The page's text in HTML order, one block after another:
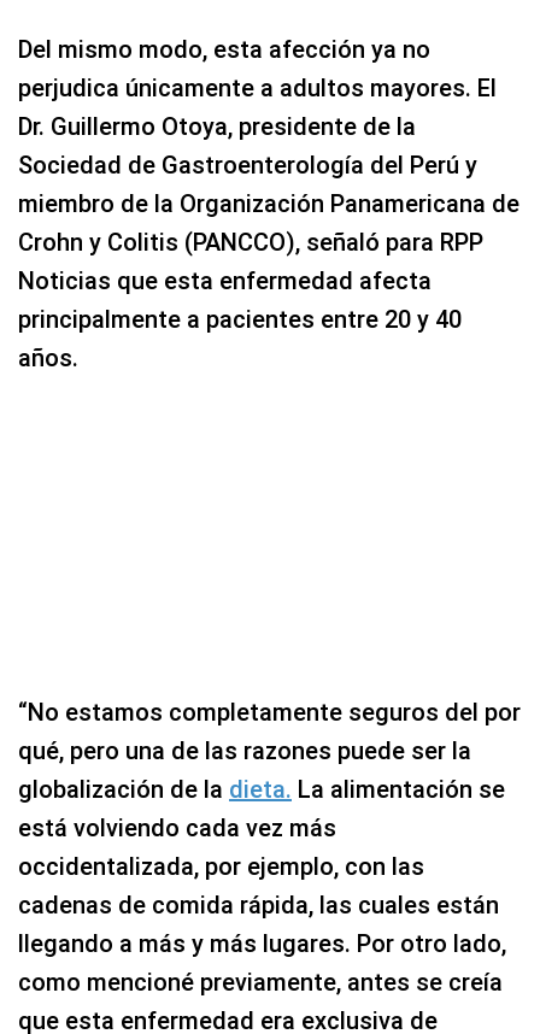
Del mismo modo, esta afección ya no
perjudica únicamente a adultos mayores. El
Dr. Guillermo Otoya, presidente de la
Sociedad de Gastroenterología del Perú y
miembro de la Organización Panamericana de
Crohn y Colitis (PANCCO), señaló para RPP
Noticias que esta enfermedad afecta
principalmente a pacientes entre 20 y 40
años.
“No estamos completamente seguros del por
qué, pero una de las razones puede ser la
globalización de la dieta. La alimentación se
está volviendo cada vez más
occidentalizada, por ejemplo, con las
cadenas de comida rápida, las cuales están
llegando a más y más lugares. Por otro lado,
como mencioné previamente, antes se creía
que esta enfermedad era exclusiva de